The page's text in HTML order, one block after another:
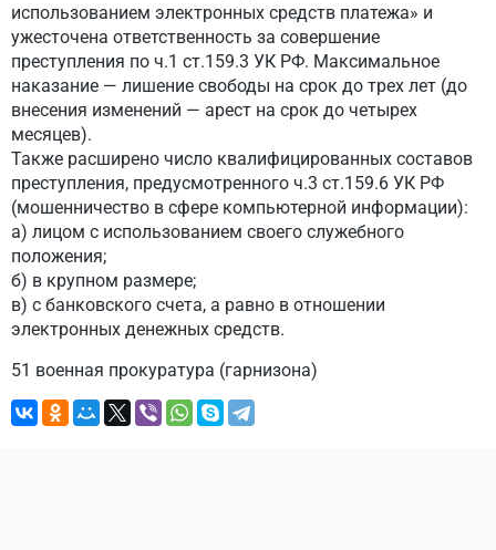
использованием электронных средств платежа» и
ужесточена ответственность за совершение
преступления по ч.1 ст.159.3 УК РФ. Максимальное
наказание — лишение свободы на срок до трех лет (до
внесения изменений — арест на срок до четырех
месяцев).
Также расширено число квалифицированных составов
преступления, предусмотренного ч.3 ст.159.6 УК РФ
(мошенничество в сфере компьютерной информации):
а) лицом с использованием своего служебного
положения;
б) в крупном размере;
в) с банковского счета, а равно в отношении
электронных денежных средств.
51 военная прокуратура (гарнизона)